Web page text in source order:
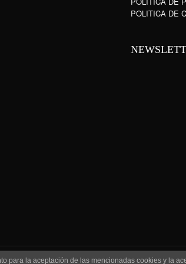
POLITICA DE
para la aceptación de las mencionadas cookies y la